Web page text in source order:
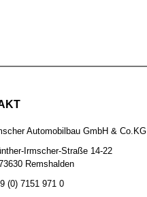
Automobilbau GmbH & Co.KG
Irmscher-Straße 14-22
Remshalden
(0) 7151 971 0